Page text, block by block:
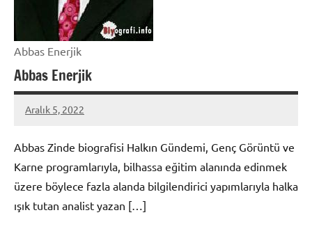
Abbas Enerjik
Abbas Enerjik
Aralık 5, 2022
admin
Abbas Zinde biografisi Halkın Gündemi, Genç Görüntü ve
Karne programlarıyla, bilhassa eğitim alanında edinmek
üzere böylece fazla alanda bilgilendirici yapımlarıyla halka
ışık tutan analist yazan […]